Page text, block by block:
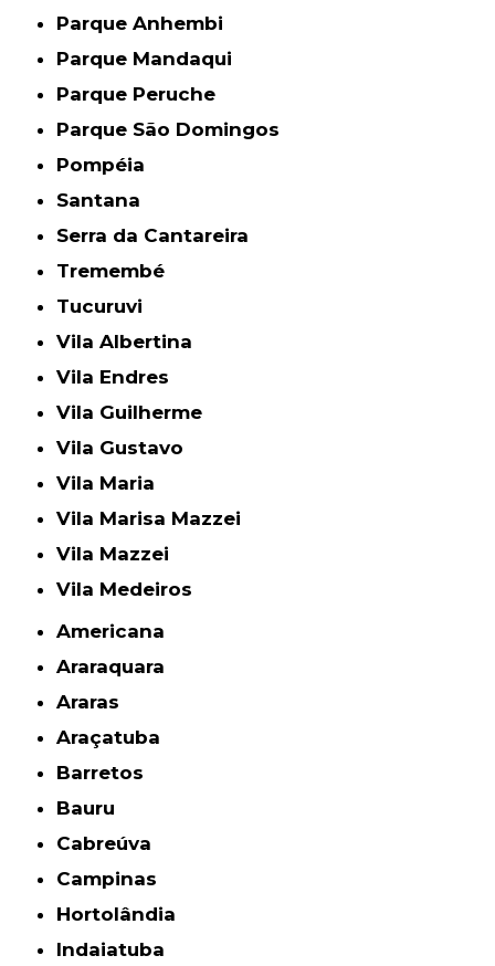
Parque Anhembi
Parque Mandaqui
Parque Peruche
Parque São Domingos
Pompéia
Santana
Serra da Cantareira
Tremembé
Tucuruvi
Vila Albertina
Vila Endres
Vila Guilherme
Vila Gustavo
Vila Maria
Vila Marisa Mazzei
Vila Mazzei
Vila Medeiros
Americana
Araraquara
Araras
Araçatuba
Barretos
Bauru
Cabreúva
Campinas
Hortolândia
Indaiatuba